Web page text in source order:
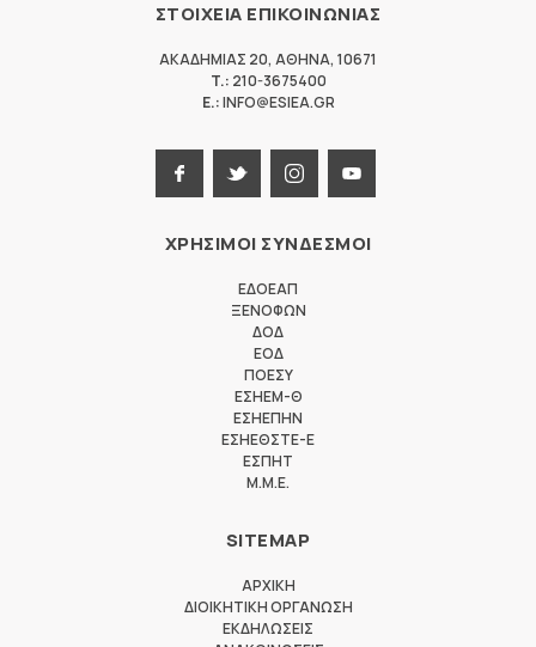
ΣΤΟΙΧΕΙΑ ΕΠΙΚΟΙΝΩΝΙΑΣ
ΑΚΑΔΗΜΙΑΣ 20, ΑΘΗΝΑ, 10671
T.: 210-3675400
E.:INFO@ESIEA.GR
ΧΡΗΣΙΜΟΙ ΣΥΝΔΕΣΜΟΙ
ΕΔΟΕΑΠ
ΞΕΝΟΦΩΝ
ΔΟΔ
ΕΟΔ
ΠΟΕΣΥ
ΕΣΗΕΜ-Θ
ΕΣΗΕΠΗΝ
ΕΣΗΕΘΣΤΕ-Ε
ΕΣΠΗΤ
M.M.E.
SITEMAP
ΑΡΧΙΚΗ
ΔΙΟΙΚΗΤΙΚΗ ΟΡΓΑΝΩΣΗ
ΕΚΔΗΛΩΣΕΙΣ